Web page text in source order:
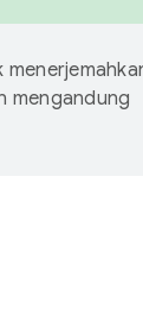
mengandung